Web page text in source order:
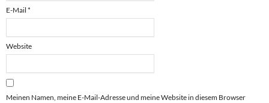
E-Mail *
Website
Meinen Namen, meine E-Mail-Adresse und meine Website in diesem Browser